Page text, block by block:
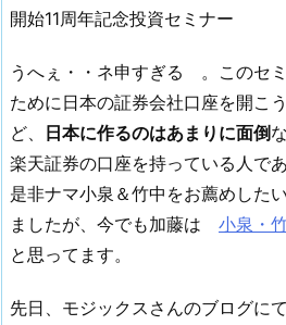
開始11周年記念投資セミナー
うへぇ・・ネ申すぎる 。このセ
ために日本の証券会社口座を開こ
ど、 日本に作るのはあまりに面倒
楽天証券の口座を持っている人で
是非ナマ小泉＆竹中をお薦めした
ましたが、今でも加藤は 小泉・
と思ってます。
先日、モジックスさんのブログに